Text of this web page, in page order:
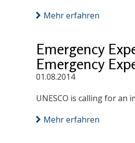
Mehr erfahren
Emergency
Emergency
01.08.2014
UNESCO is calling for
Mehr erfahren